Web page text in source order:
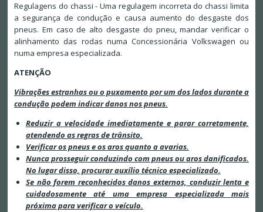
Regulagens do chassi - Uma regulagem incorreta do chassi limita
a segurança de condução e causa aumento do desgaste dos
pneus. Em caso de alto desgaste do pneu, mandar verificar o
alinhamento das rodas numa Concessionária Volkswagen ou
numa empresa especializada.
ATENÇÃO
Vibrações estranhas ou o puxamento por um dos lados durante a
condução podem indicar danos nos pneus.
Reduzir a velocidade imediatamente e parar corretamente,
atendendo as regras de trânsito.
Verificar os pneus e os aros quanto a avarias.
Nunca prosseguir conduzindo com pneus ou aros danificados.
No lugar disso, procurar auxílio técnico especializado.
Se não forem reconhecidos danos externos, conduzir lenta e
cuidadosamente até uma empresa especializada mais
próxima para verificar o veículo.